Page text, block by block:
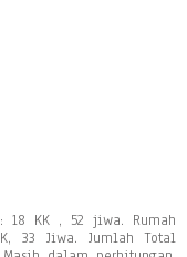
18 KK , 52 jiwa. Rumah
33 Jiwa. Jumlah Total